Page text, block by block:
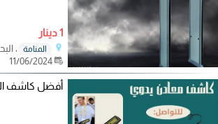
1 دينار
المنامة
،
11/06/2024
أفضل كاشف